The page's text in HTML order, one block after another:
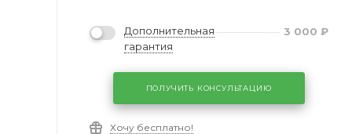
Дополнительная
гарантия
3 000 ₽
ПОЛУЧИТЬ КОНСУЛЬТАЦИЮ
Хочу бесплатно!